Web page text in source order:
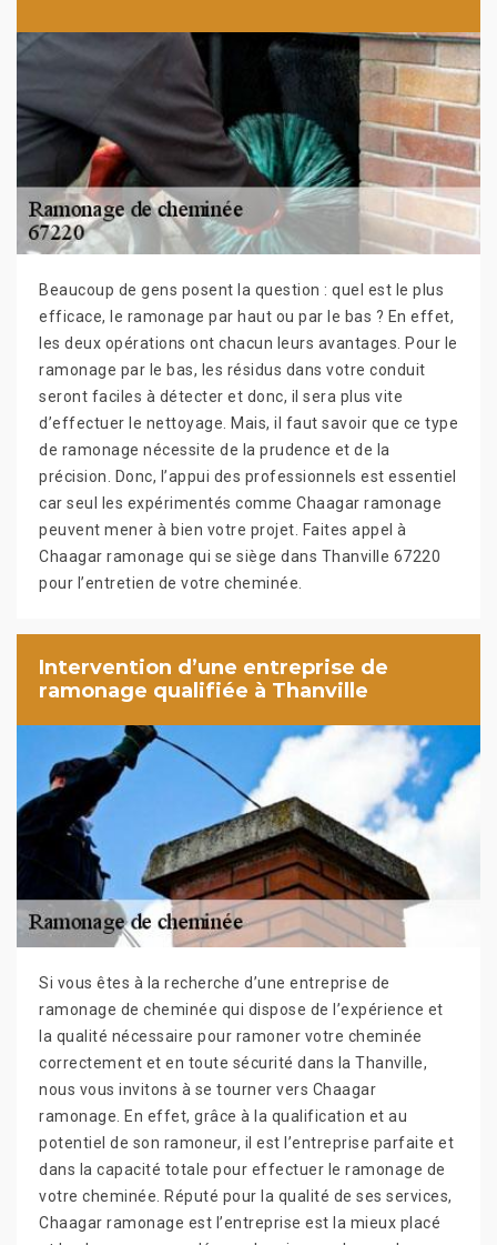
Beaucoup de gens posent la question : quel est le plus
efficace, le ramonage par haut ou par le bas ? En effet,
les deux opérations ont chacun leurs avantages. Pour le
ramonage par le bas, les résidus dans votre conduit
seront faciles à détecter et donc, il sera plus vite
d’effectuer le nettoyage. Mais, il faut savoir que ce type
de ramonage nécessite de la prudence et de la
précision. Donc, l’appui des professionnels est essentiel
car seul les expérimentés comme Chaagar ramonage
peuvent mener à bien votre projet. Faites appel à
Chaagar ramonage qui se siège dans Thanville 67220
pour l’entretien de votre cheminée.
Intervention d’une entreprise de
ramonage qualifiée à Thanville
Si vous êtes à la recherche d’une entreprise de
ramonage de cheminée qui dispose de l’expérience et
la qualité nécessaire pour ramoner votre cheminée
correctement et en toute sécurité dans la Thanville,
nous vous invitons à se tourner vers Chaagar
ramonage. En effet, grâce à la qualification et au
potentiel de son ramoneur, il est l’entreprise parfaite et
dans la capacité totale pour effectuer le ramonage de
votre cheminée. Réputé pour la qualité de ses services,
Chaagar ramonage est l’entreprise est la mieux placé